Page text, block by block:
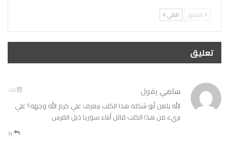
السابق التالي
تعليق
سامييقول منذ
الله يلعن أبو شكله هذا الكلب بيعرف علي كرم الله وجهه؟ علي
بريء من هذا الكلب قاتل أبناء سوريا ذيل الفرس
رد